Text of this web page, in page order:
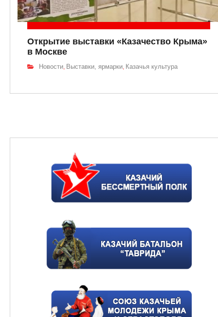
Открытие выставки «Казачество Крыма»
в Москве
Новости, Выставки, ярмарки, Казачья культура